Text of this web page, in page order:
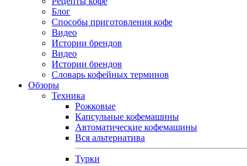
Блог
Способы приготовления кофе
Видео
Истории брендов
Видео
Истории брендов
Словарь кофейных терминов
Обзоры
Техника
Рожковые
Капсульные кофемашины
Автоматические кофемашины
Вся альтернатива
Турки